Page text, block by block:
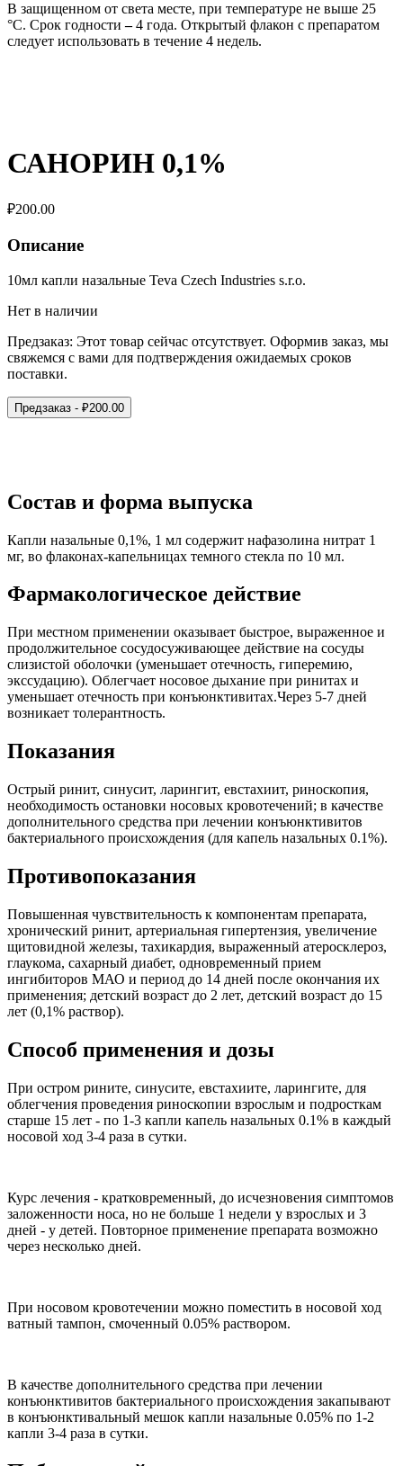
В защищенном от света месте, при температуре не выше 25
°C. Срок годности –4 года. Открытый флакон с препаратом
следует использовать в течение 4 недель.
САНОРИН 0,1%
₽200.00
Описание
10мл капли назальные Teva Czech Industries s.r.o.
Нет в наличии
Предзаказ: Этот товар сейчас отсутствует. Оформив заказ, мы
свяжемся с вами для подтверждения ожидаемых сроков
поставки.
Предзаказ - ₽200.00
Состав и форма выпуска
Капли назальные 0,1%, 1 мл содержит нафазолина нитрат 1
мг, во флаконах-капельницах темного стекла по 10 мл.
Фармакологическое действие
При местном применении оказывает быстрое, выраженное и
продолжительное сосудосуживающее действие на сосуды
слизистой оболочки (уменьшает отечность, гиперемию,
экссудацию). Облегчает носовое дыхание при ринитах и
уменьшает отечность при конъюнктивитах.Через 5-7 дней
возникает толерантность.
Показания
Острый ринит, синусит, ларингит, евстахиит, риноскопия,
необходимость остановки носовых кровотечений; в качестве
дополнительного средства при лечении конъюнктивитов
бактериального происхождения (для капель назальных 0.1%).
Противопоказания
Повышенная чувствительность к компонентам препарата,
хронический ринит, артериальная гипертензия, увеличение
щитовидной железы, тахикардия, выраженный атеросклероз,
глаукома, сахарный диабет, одновременный прием
ингибиторов МАО и период до 14 дней после окончания их
применения; детский возраст до 2 лет, детский возраст до 15
лет (0,1% раствор).
Способ применения и дозы
При остром рините, синусите, евстахиите, ларингите, для
облегчения проведения риноскопии взрослым и подросткам
старше 15 лет - по 1-3 капли капель назальных 0.1% в каждый
носовой ход 3-4 раза в сутки.
Курс лечения - кратковременный, до исчезновения симптомов
заложенности носа, но не больше 1 недели у взрослых и 3
дней - у детей. Повторное применение препарата возможно
через несколько дней.
При носовом кровотечении можно поместить в носовой ход
ватный тампон, смоченный 0.05% раствором.
В качестве дополнительного средства при лечении
конъюнктивитов бактериального происхождения закапывают
в конъюнктивальный мешок капли назальные 0.05% по 1-2
капли 3-4 раза в сутки.